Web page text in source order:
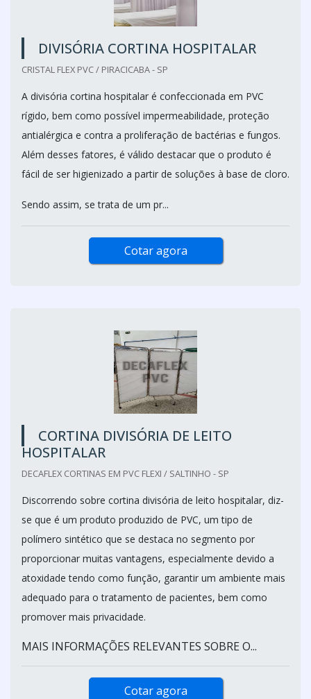
DIVISÓRIA CORTINA HOSPITALAR
CRISTAL FLEX PVC / PIRACICABA - SP
A divisória cortina hospitalar é confeccionada em PVC
rígido, bem como possível impermeabilidade, proteção
antialérgica e contra a proliferação de bactérias e fungos.
Além desses fatores, é válido destacar que o produto é
fácil de ser higienizado a partir de soluções à base de cloro.
Sendo assim, se trata de um pr...
Cotar agora
CORTINA DIVISÓRIA DE LEITO
HOSPITALAR
DECAFLEX CORTINAS EM PVC FLEXI / SALTINHO - SP
Discorrendo sobre cortina divisória de leito hospitalar, diz-
se que é um produto produzido de PVC, um tipo de
polímero sintético que se destaca no segmento por
proporcionar muitas vantagens, especialmente devido a
atoxidade tendo como função, garantir um ambiente mais
adequado para o tratamento de pacientes, bem como
promover mais privacidade.
MAIS INFORMAÇÕES RELEVANTES SOBRE O...
Cotar agora